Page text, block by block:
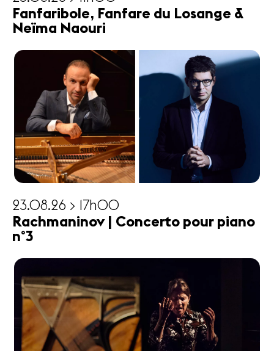
Fanfaribole, Fanfare du Losange &
Neïma Naouri
23.08.26 > 17h00
Rachmaninov | Concerto pour piano
n°3